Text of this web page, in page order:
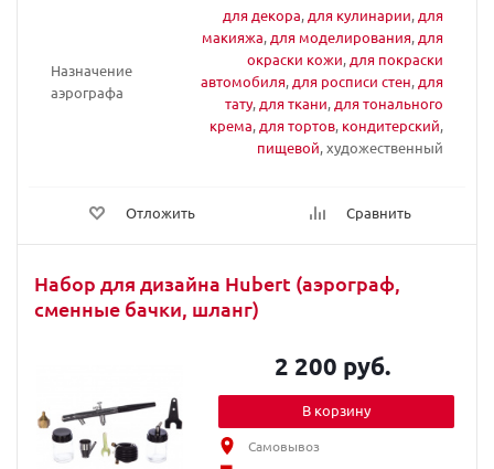
Назначение
аэрографа
для декора, для кулинарии, для
макияжа, для моделирования, для
окраски кожи, для покраски
автомобиля, для росписи стен, для
тату, для ткани, для тонального
крема, для тортов, кондитерский,
пищевой, художественный
Отложить Сравнить
Набор для дизайна Hubert (аэрограф,
сменные бачки, шланг)
2 200 руб.
В корзину
Самовывоз